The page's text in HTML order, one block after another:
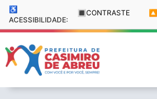
♿
ACESSIBILIDADE:
🔳 CONTRASTE 🔼